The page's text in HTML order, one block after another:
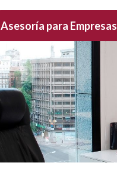
Asesoría para Empresas